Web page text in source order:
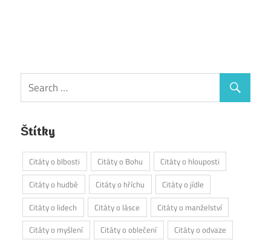
Štítky
Citáty o blbosti Citáty o Bohu
Citáty o hlouposti
Citáty o hudbě
Citáty o hříchu
Citáty o jídle
Citáty o lidech
Citáty o lásce
Citáty o manželství
Citáty o myšlení
Citáty o oblečení Citáty o odvaze